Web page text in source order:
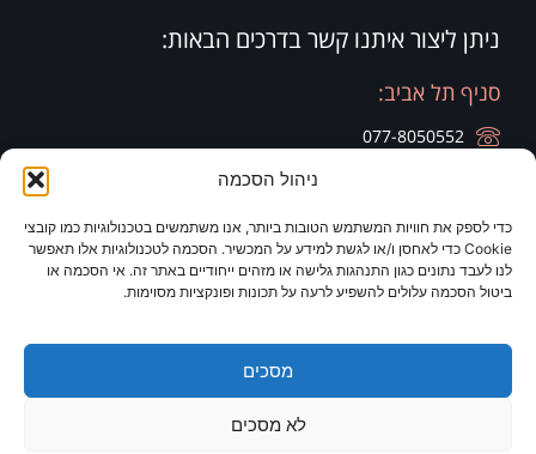
ניהול הסכמה
כדי לספק את חוויות המשתמש הטובות ביותר, אנו משתמשים בטכנולוגיות כמו קובצי
Cookie כדי לאחסן ו/או לגשת למידע על המכשיר. הסכמה לטכנולוגיות אלו תאפשר
לנו לעבד נתונים כגון התנהגות גלישה או מזהים ייחודיים באתר זה. אי הסכמה או
ביטול הסכמה עלולים להשפיע לרעה על תכונות ופונקציות מסוימות.
מסכים
לא מסכים
ניתן ליצור איתנו קשר בדרכים הבאות:
סניף תל אביב:
077-8050552
סניף זיכרון יעקב:
077-8050420
סניף ירושלים:
077-8050420